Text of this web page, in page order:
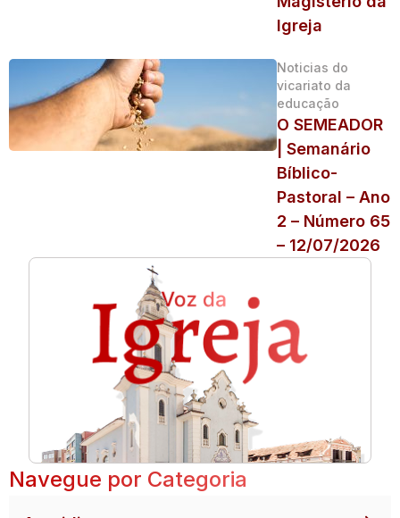
Igreja
Noticias do
vicariato da
educação
O SEMEADOR
| Semanário
Bíblico-
Pastoral – Ano
2 – Número 65
– 12/07/2026
Navegue por Categoria